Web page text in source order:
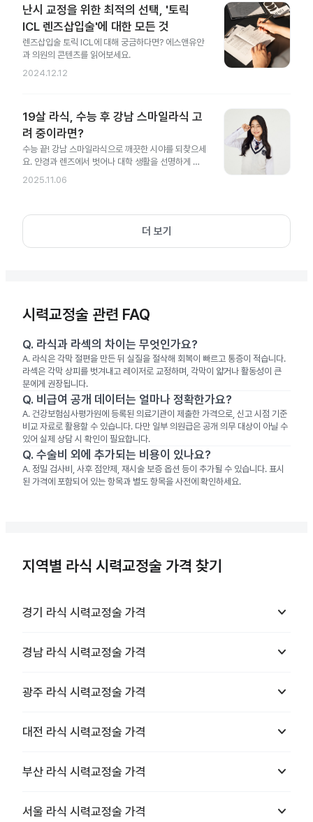
난시 교정을 위한 최적의 선택, '토릭
ICL 렌즈삽입술'에 대한 모든 것
렌즈삽입술 토릭 ICL에 대해 궁금하다면? 에스앤유안
과 의원의 콘텐츠를 읽어보세요.
2024.12.12
19살 라식, 수능 후 강남 스마일라식 고
려 중이라면?
수능 끝! 강남 스마일라식으로 깨끗한 시야를 되찾으세
요. 안경과 렌즈에서 벗어나 대학 생활을 선명하게 시
작해 보세요.
2025.11.06
더 보기
시력교정술 관련 FAQ
Q. 라식과 라섹의 차이는 무엇인가요?
A. 라식은 각막 절편을 만든 뒤 실질을 절삭해 회복이 빠르고 통증이 적습니다.
라섹은 각막 상피를 벗겨내고 레이저로 교정하며, 각막이 얇거나 활동성이 큰
분에게 권장됩니다.
Q. 비급여 공개 데이터는 얼마나 정확한가요?
A. 건강보험심사평가원에 등록된 의료기관이 제출한 가격으로, 신고 시점 기준
비교 자료로 활용할 수 있습니다. 다만 일부 의원급은 공개 의무 대상이 아닐 수
있어 실제 상담 시 확인이 필요합니다.
Q. 수술비 외에 추가되는 비용이 있나요?
A. 정밀 검사비, 사후 점안제, 재시술 보증 옵션 등이 추가될 수 있습니다. 표시
된 가격에 포함되어 있는 항목과 별도 항목을 사전에 확인하세요.
지역별 라식 시력교정술 가격 찾기
경기 라식 시력교정술 가격 keyboard_arrow_down
경남 라식 시력교정술 가격 keyboard_arrow_down
광주 라식 시력교정술 가격 keyboard_arrow_down
대전 라식 시력교정술 가격 keyboard_arrow_down
부산 라식 시력교정술 가격 keyboard_arrow_down
서울 라식 시력교정술 가격 keyboard_arrow_down